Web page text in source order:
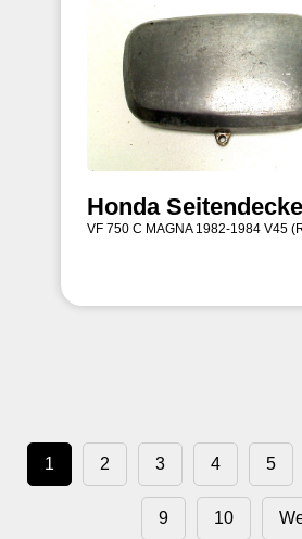
Honda
VF 750 C MAGNA 1982-1984 V45
1 2 3 4 5
9 10